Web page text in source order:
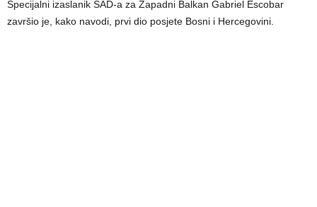
Specijalni izaslanik SAD-a za Zapadni Balkan Gabriel Escobar
završio je, kako navodi, prvi dio posjete Bosni i Hercegovini.